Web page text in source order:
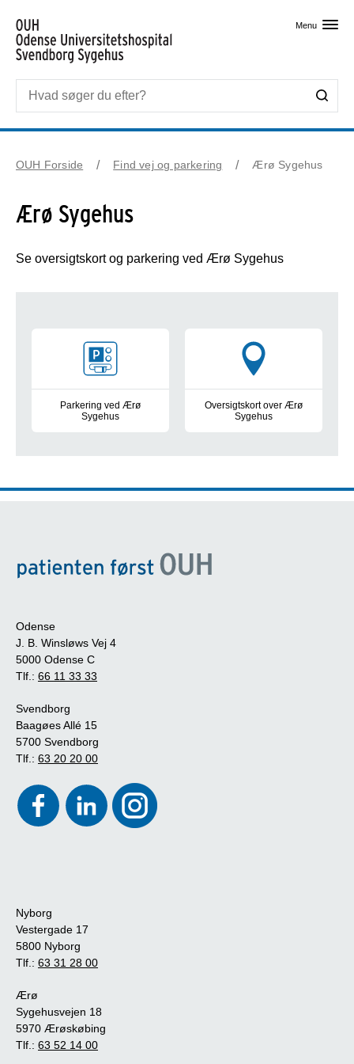
Menu
OUH Forside Find vej og parkering Ærø Sygehus
Ærø Sygehus
Se oversigtskort og parkering ved Ærø Sygehus
Parkering ved Ærø
Sygehus
Oversigtskort over Ærø
Sygehus
Odense
J. B. Winsløws Vej 4
5000 Odense C
Tlf.: 66 11 33 33
Svendborg
Baagøes Allé 15
5700 Svendborg
Tlf.: 63 20 20 00
Nyborg
Vestergade 17
5800 Nyborg
Tlf.: 63 31 28 00
Ærø
Sygehusvejen 18
5970 Ærøskøbing
Tlf.: 63 52 14 00